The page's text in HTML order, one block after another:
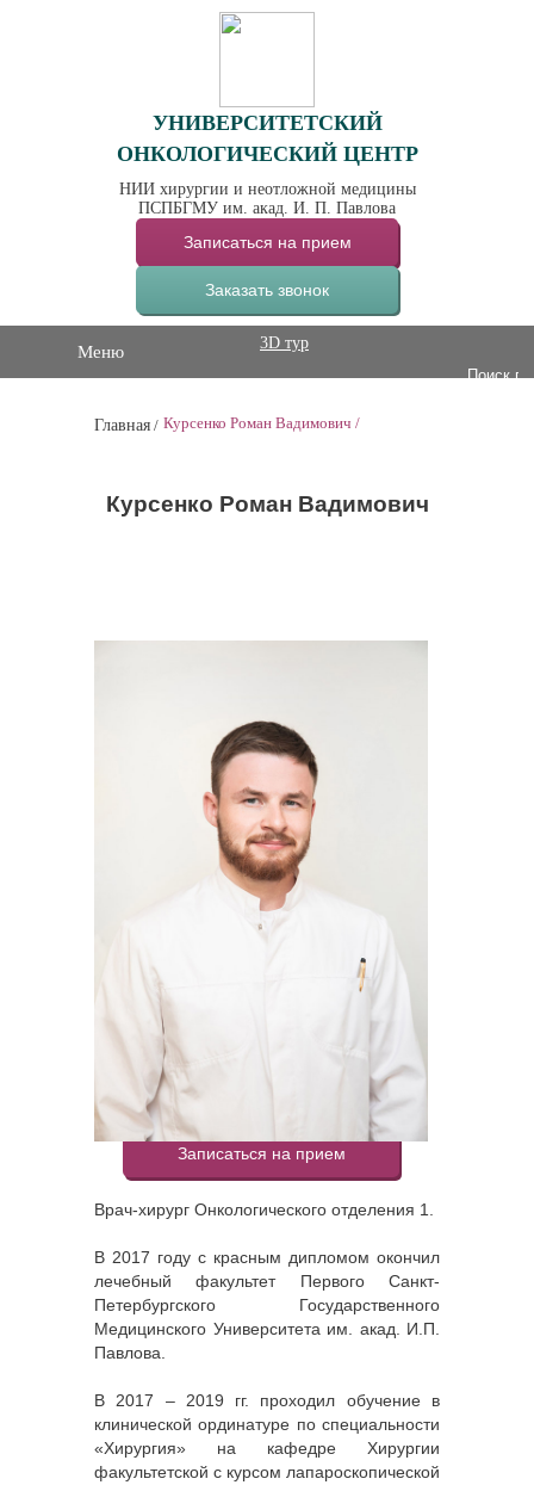
УНИВЕРСИТЕТСКИЙ
ОНКОЛОГИЧЕСКИЙ ЦЕНТР
НИИ хирургии и неотложной медицины
ПСПБГМУ им. акад. И. П. Павлова
Записаться на прием
Заказать звонок
Меню 3D тур
Главная / Курсенко Роман Вадимович /
Курсенко Роман Вадимович
Записаться на прием
Врач-хирург Онкологического отделения 1.
В 2017 году с красным дипломом окончил
лечебный факультет Первого Санкт-
Петербургского Государственного
Медицинского Университета им. акад. И.П.
Павлова.
В 2017 – 2019 гг. проходил обучение в
клинической ординатуре по специальности
«Хирургия» на кафедре Хирургии
факультетской с курсом лапароскопической